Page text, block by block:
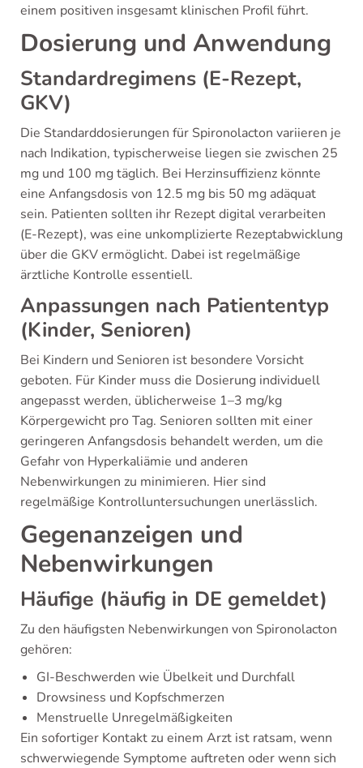
einem positiven insgesamt klinischen Profil führt.
Dosierung und Anwendung
Standardregimens (E-Rezept,
GKV)
Die Standarddosierungen für Spironolacton variieren je
nach Indikation, typischerweise liegen sie zwischen 25
mg und 100 mg täglich. Bei Herzinsuffizienz könnte
eine Anfangsdosis von 12.5 mg bis 50 mg adäquat
sein. Patienten sollten ihr Rezept digital verarbeiten
(E-Rezept), was eine unkomplizierte Rezeptabwicklung
über die GKV ermöglicht. Dabei ist regelmäßige
ärztliche Kontrolle essentiell.
Anpassungen nach Patiententyp
(Kinder, Senioren)
Bei Kindern und Senioren ist besondere Vorsicht
geboten. Für Kinder muss die Dosierung individuell
angepasst werden, üblicherweise 1–3 mg/kg
Körpergewicht pro Tag. Senioren sollten mit einer
geringeren Anfangsdosis behandelt werden, um die
Gefahr von Hyperkaliämie und anderen
Nebenwirkungen zu minimieren. Hier sind
regelmäßige Kontrolluntersuchungen unerlässlich.
Gegenanzeigen und
Nebenwirkungen
Häufige (häufig in DE gemeldet)
Zu den häufigsten Nebenwirkungen von Spironolacton
gehören:
GI-Beschwerden wie Übelkeit und Durchfall
Drowsiness und Kopfschmerzen
Menstruelle Unregelmäßigkeiten
Ein sofortiger Kontakt zu einem Arzt ist ratsam, wenn
schwerwiegende Symptome auftreten oder wenn sich